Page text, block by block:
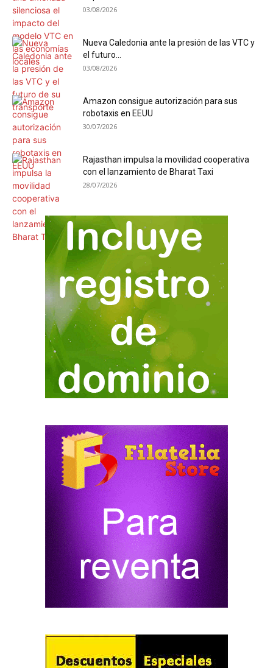
03/08/2026
Nueva Caledonia ante la presión de las VTC y
el futuro...
03/08/2026
Amazon consigue autorización para sus
robotaxis en EEUU
30/07/2026
Rajasthan impulsa la movilidad cooperativa
con el lanzamiento de Bharat Taxi
28/07/2026